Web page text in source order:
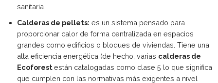
sanitaria.
Calderas de pellets: es un sistema pensado para
proporcionar calor de forma centralizada en espacios
grandes como edificios o bloques de viviendas. Tiene una
alta eficiencia energética (de hecho, varias calderas de
Ecoforestestán catalogadas como clase 5 lo que significa
que cumplen con las normativas más exigentes a nivel